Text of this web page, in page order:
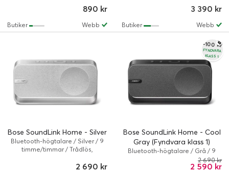
890 kr
Webb
Butiker
3 390 kr
Webb
Butiker
Bose SoundLink Home - Silver
Bluetooth-högtalare / Silver / 9
timme/timmar / Trådlös,
2 690 kr
-100 kr
FYNDVARA
KLASS 1
Bose SoundLink Home - Cool
Gray (Fyndvara klass 1)
Bluetooth-högtalare / Grå / 9
timme/timmar / Trådlös,
Kabelansluten2 590 kr
2 690 kr